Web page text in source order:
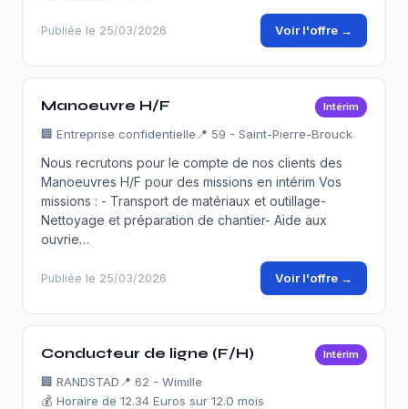
Publiée le 25/03/2026 Voir l'offre →
Manoeuvre H/F Intérim
🏢 Entreprise confidentielle 📍 59 - Saint-Pierre-Brouck
Nous recrutons pour le compte de nos clients des
Manoeuvres H/F pour des missions en intérim Vos
missions : - Transport de matériaux et outillage-
Nettoyage et préparation de chantier- Aide aux
ouvrie…
Publiée le 25/03/2026 Voir l'offre →
Conducteur de ligne (F/H) Intérim
🏢 RANDSTAD 📍 62 - Wimille
💰 Horaire de 12.34 Euros sur 12.0 mois